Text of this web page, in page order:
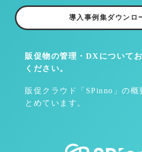
販促物の管理・DXについて
ください。
販促クラウド「SPinno」の概
とめています。
導入事例集ダウンロ